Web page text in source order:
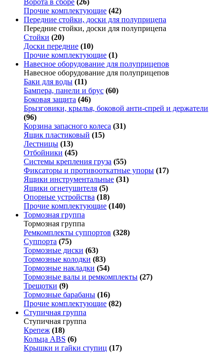
Ворота в сборе (26)
Прочие комплектующие (42)
Передние стойки, доски для полуприцепа
Передние стойки, доски для полуприцепа
Стойки (20)
Доски передние (10)
Прочие комплектующие (1)
Навесное оборудование для полуприцепов
Навесное оборудование для полуприцепов
Баки для воды (11)
Бампера, панели и брус (60)
Боковая защита (46)
Брызговики, крылья, боковой анти-спрей и держатели
(96)
Корзина запасного колеса (31)
Ящик пластиковый (15)
Лестницы (13)
Отбойники (45)
Системы крепления груза (55)
Фиксаторы и противооткатные упоры (17)
Ящики инструментальные (31)
Ящики огнетушителя (5)
Опорные устройства (18)
Прочие комплектующие (140)
Тормозная группа
Тормозная группа
Ремкомплекты суппортов (328)
Суппорта (75)
Тормозные диски (63)
Тормозные колодки (83)
Тормозные накладки (54)
Тормозные валы и ремкомплекты (27)
Трещотки (9)
Тормозные барабаны (16)
Прочие комплектующие (82)
Ступичная группа
Ступичная группа
Крепеж (18)
Кольца ABS (6)
Крышки и гайки ступиц (17)